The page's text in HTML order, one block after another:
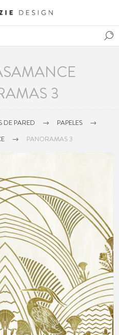
3
DE PARED
PAPELES
PANORAMAS 3